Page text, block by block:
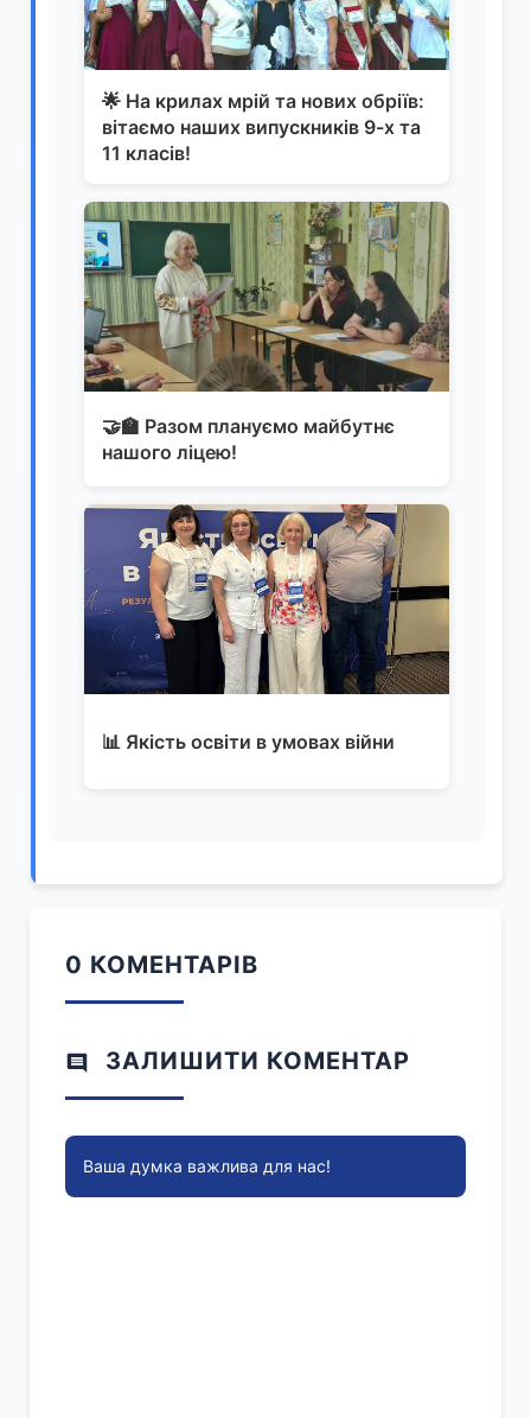
🌟 На крилах мрій та нових обріїв:
вітаємо наших випускників 9-х та
11 класів!
🤝🏫 Разом плануємо майбутнє
нашого ліцею!
📊 Якість освіти в умовах війни
0 КОМЕНТАРІВ
ЗАЛИШИТИ КОМЕНТАР
Ваша думка важлива для нас!